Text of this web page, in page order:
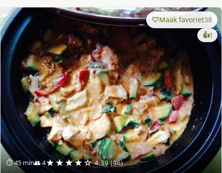
⏱ 45 min👥 4★★★★☆ 4.39 (96)
Maak favoriet38
👍1